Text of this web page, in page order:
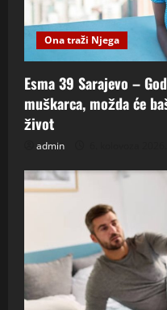
Ona traži Njega
Esma 39 Sarajevo –
muškarca, možda će
život
admin